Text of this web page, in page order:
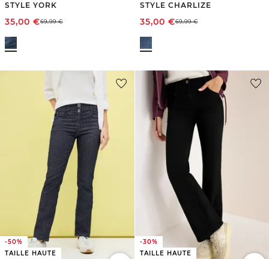
STYLE YORK
35,00 €69,99€
STYLE CHARLIZE
35,00 €69,99€
-50%
TAILLE HAUTE
-30%
TAILLE HAUTE